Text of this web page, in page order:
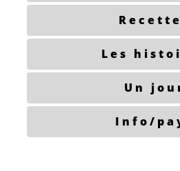
Les
Un
Info/